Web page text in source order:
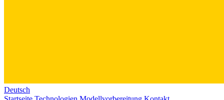
Deutsch